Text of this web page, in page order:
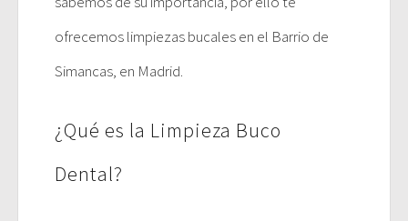
ofrecemos limpiezas bucales en el Barrio de
Simancas, en Madrid.
¿Qué es la Limpieza Buco
Dental?